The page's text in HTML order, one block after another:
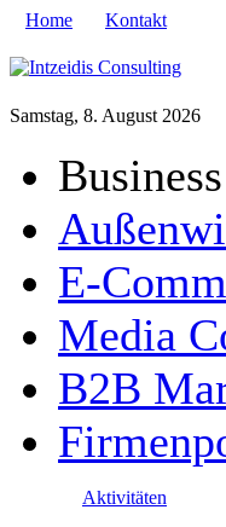
Home Kontakt
Samstag, 8. August 2026
E-
Media
B2B
Aktivitäten